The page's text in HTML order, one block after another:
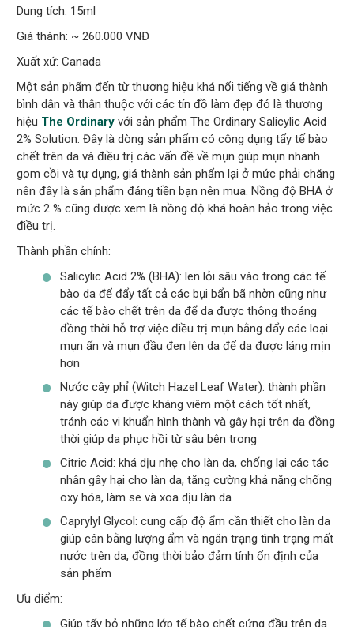
Dung tích: 15ml
Giá thành: ~ 260.000 VNĐ
Xuất xứ: Canada
Một sản phẩm đến từ thương hiệu khá nổi tiếng về giá thành
bình dân và thân thuộc với các tín đồ làm đẹp đó là thương
hiệu The Ordinary với sản phẩm The Ordinary Salicylic Acid
2% Solution. Đây là dòng sản phẩm có công dụng tẩy tế bào
chết trên da và điều trị các vấn đề về mụn giúp mụn nhanh
gom cồi và tự dụng, giá thành sản phẩm lại ở mức phải chăng
nên đây là sản phẩm đáng tiền bạn nên mua. Nồng độ BHA ở
mức 2 % cũng được xem là nồng độ khá hoàn hảo trong việc
điều trị.
Thành phần chính:
Salicylic Acid 2% (BHA): len lỏi sâu vào trong các tế
bào da để đẩy tất cả các bụi bẩn bã nhờn cũng như
các tế bào chết trên da để da được thông thoáng
đồng thời hỗ trợ việc điều trị mụn bằng đẩy các loại
mụn ẩn và mụn đầu đen lên da để da được láng mịn
hơn
Nước cây phỉ (Witch Hazel Leaf Water): thành phần
này giúp da được kháng viêm một cách tốt nhất,
tránh các vi khuẩn hình thành và gây hại trên da đồng
thời giúp da phục hồi từ sâu bên trong
Citric Acid: khá dịu nhẹ cho làn da, chống lại các tác
nhân gây hại cho làn da, tăng cường khả năng chống
oxy hóa, làm se và xoa dịu làn da
Caprylyl Glycol: cung cấp độ ẩm cần thiết cho làn da
giúp cân bằng lượng ẩm và ngăn trạng tình trạng mất
nước trên da, đồng thời bảo đảm tính ổn định của
sản phẩm
Ưu điểm:
Giúp tẩy bỏ những lớp tế bào chết cứng đầu trên da